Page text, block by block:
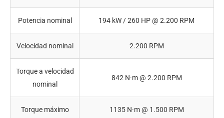
Potencia nominal 194 kW / 260 HP @ 2.200 RPM
Velocidad nominal 2.200 RPM
Torque a velocidad
nominal
842 N·m @ 2.200 RPM
Torque máximo 1135 N·m @ 1.500 RPM